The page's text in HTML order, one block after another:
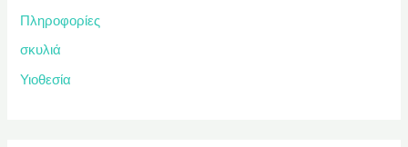
Πληροφορίες
σκυλιά
Υιοθεσία